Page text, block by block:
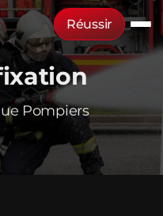
Réussir
Pompiers